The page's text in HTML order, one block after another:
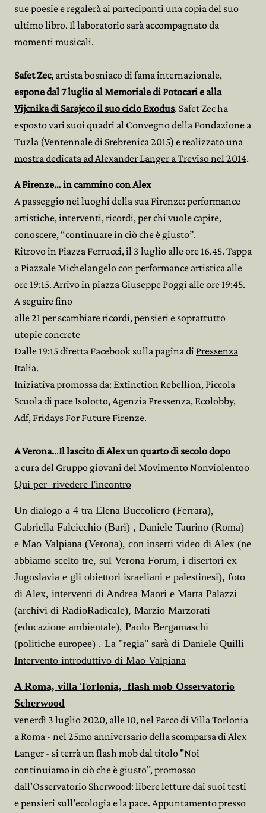
sue poesie e regalerà ai partecipanti una copia del suo
ultimo libro. Il laboratorio sarà accompagnato da
momenti musicali.
Safet Zec, artista bosniaco di fama internazionale,
espone dal 7 luglio al Memoriale di Potocari e alla
Vijcnika di Sarajeco il suo ciclo Exodus. Safet Zec ha
esposto vari suoi quadri al Convegno della Fondazione a
Tuzla (Ventennale di Srebrenica 2015) e realizzato una
mostra dedicata ad Alexander Langer a Treviso nel 2014.
A Firenze… in cammino con Alex
A passeggio nei luoghi della sua Firenze: performance
artistiche, interventi, ricordi, per chi vuole capire,
conoscere, “continuare in ciò che è giusto”.
Ritrovo in Piazza Ferrucci, il 3 luglio alle ore 16.45. Tappa
a Piazzale Michelangelo con performance artistica alle
ore 19:15. Arrivo in piazza Giuseppe Poggi alle ore 19:45.
A seguire fino
alle 21 per scambiare ricordi, pensieri e soprattutto
utopie concrete
Dalle 19:15 diretta Facebook sulla pagina di Pressenza
Italia.
Iniziativa promossa da: Extinction Rebellion, Piccola
Scuola di pace Isolotto, Agenzia Pressenza, Ecolobby,
Adf, Fridays For Future Firenze.
A Verona...Il lascito di Alex un quarto di secolo dopo
a cura del Gruppo giovani del Movimento Nonviolentoo
Qui per rivedere l'incontro
Un dialogo a 4 tra Elena Buccoliero (Ferrara),
Gabriella Falcicchio (Bari) , Daniele Taurino (Roma)
e Mao Valpiana (Verona), con inserti video di Alex (ne
abbiamo scelto tre, sul Verona Forum, i disertori ex
Jugoslavia e gli obiettori israeliani e palestinesi), foto
di Alex, interventi di Andrea Maori e Marta Palazzi
(archivi di RadioRadicale), Marzio Marzorati
(educazione ambientale), Paolo Bergamaschi
(politiche europee) . La "regia" sarà di Daniele Quilli
Intervento introduttivo di Mao Valpiana
A Roma, villa Torlonia, flash mob Osservatorio
Scherwood
venerdì 3 luglio 2020, alle 10, nel Parco di Villa Torlonia
a Roma - nel 25mo anniversario della scomparsa di Alex
Langer - si terrà un flash mob dal titolo "Noi
continuiamo in ciò che è giusto", promosso
dall'Osservatorio Sherwood: libere letture dai suoi testi
e pensieri sull'ecologia e la pace. Appuntamento presso